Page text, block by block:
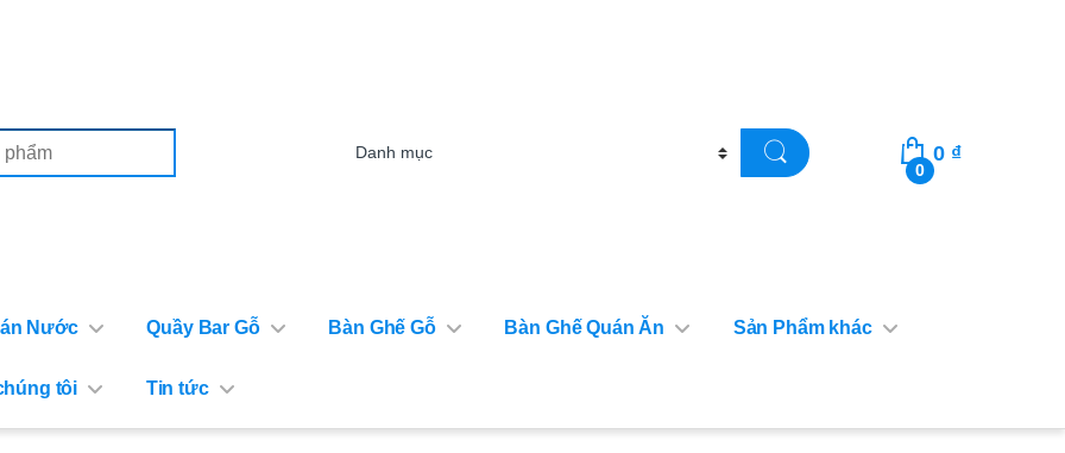
0
0 ₫
Nước Quầy Bar Gỗ Bàn Ghế Gỗ Bàn Ghế Quán Ăn Sản Phẩm khác
tôi Tin tức